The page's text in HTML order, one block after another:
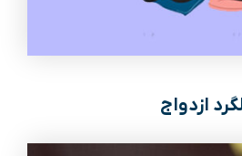
ازدواج